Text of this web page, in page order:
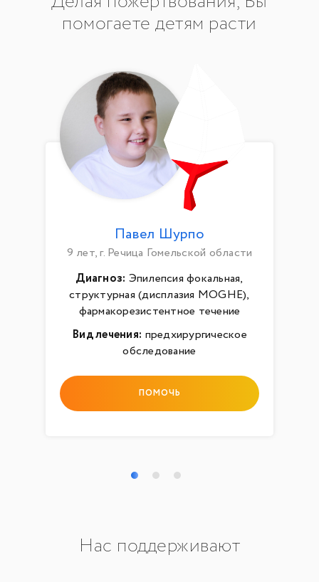
помогаете детям расти
Павел Шурпо
9 лет, г. Речица Гомельской области
Диагноз: Эпилепсия фокальная,
структурная (дисплазия MOGHE),
фармакорезистентное течение
Вид лечения: предхирургическое
обследование
ПОМОЧЬ
Нас поддерживают